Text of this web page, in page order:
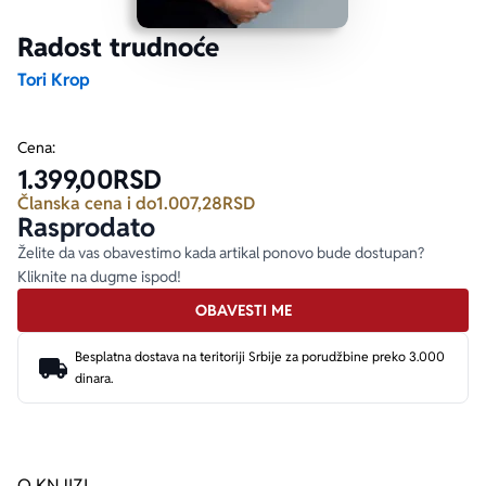
Radost trudnoće
Tori Krop
Cena:
1.399,00RSD
Članska cena i do1.007,28RSD
Rasprodato
Želite da vas obavestimo kada artikal ponovo bude dostupan?
Kliknite na dugme ispod!
OBAVESTI ME
Besplatna dostava na teritoriji Srbije za porudžbine preko 3.000
dinara.
Ekranizovane knjige
E-knjige
Autori
Poezija
Biografija
Bojan Ljubenović
Milica Jakovljević Mir-Jam
Peter Handke
Elif Šafak